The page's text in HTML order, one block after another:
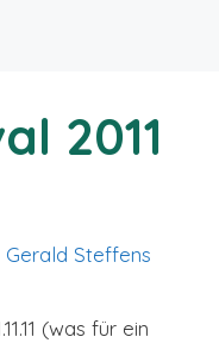
2011
Gerald Steffens
(was für ein